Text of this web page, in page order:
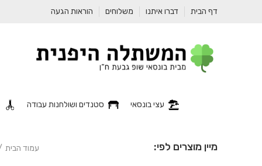
דף הבית דברו איתנו משלוחים הוראות הגעה
עצי בונסאי סטנדים ושולחנות עבודה
מיין מוצרים לפי: עמוד הבית